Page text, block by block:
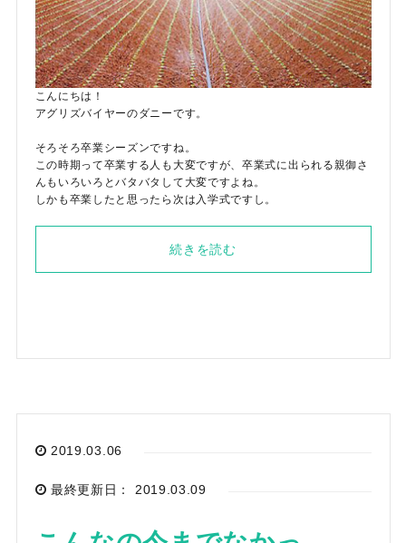
こんにちは！
アグリズバイヤーのダニーです。
そろそろ卒業シーズンですね。
この時期って卒業する人も大変ですが、卒業式に出られる親御さ
んもいろいろとバタバタして大変ですよね。
しかも卒業したと思ったら次は入学式ですし。
続きを読む
2019.03.06
最終更新日： 2019.03.09